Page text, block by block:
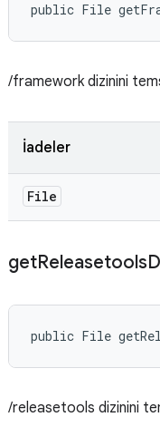
public File
/framework dizinini
İadeler
File
getReleasetools
public File
/releasetools dizinini